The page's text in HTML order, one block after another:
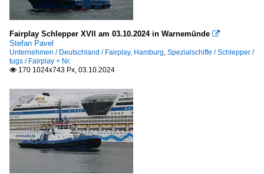
Fairplay Schlepper XVll am 03.10.2024 in Warnemünde 
Stefan Pavel
Unternehmen / Deutschland / Fairplay, Hamburg, Spezialschiffe / Schlepper /
tugs / Fairplay + Nr.
 170 1024x743 Px, 03.10.2024